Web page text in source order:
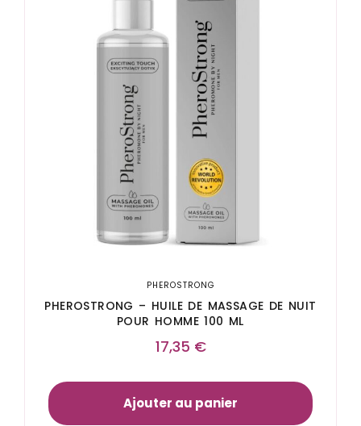
PHEROSTRONG
PHEROSTRONG – HUILE DE MASSAGE DE NUIT
POUR HOMME 100 ML
17,35 €
Ajouter au panier